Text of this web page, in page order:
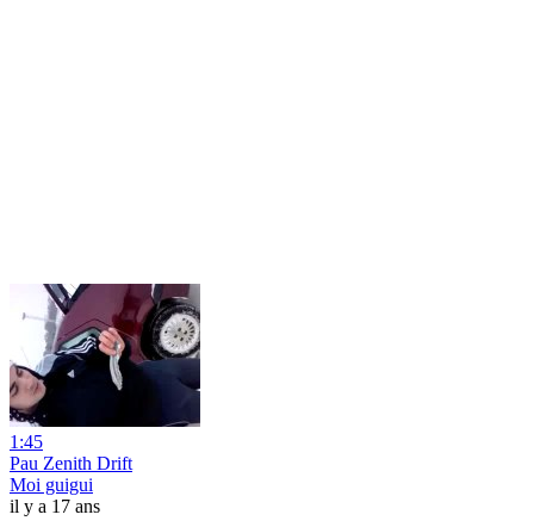
1:45
Pau Zenith Drift
Moi guigui
il y a 17 ans